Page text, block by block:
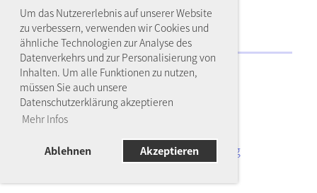
Um das Nutzererlebnis auf unserer Website
zu verbessern, verwenden wir Cookies und
ähnliche Technologien zur Analyse des
Datenverkehrs und zur Personalisierung von
Inhalten. Um alle Funktionen zu nutzen,
müssen Sie auch unsere
Datenschutzerklärung akzeptieren
Mehr Infos
Ablehnen Akzeptieren
© SLRG Sektion Muttenz
AGB's Datenschutzerklärung